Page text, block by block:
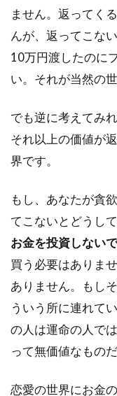
ません。返ってく
んが、返ってこな
10万円渡したのに
い。それが当然の
でも逆に考えてみ
それ以上の価値が
界です。
もし、あなたが貪
てこないとどうし
お金を投資しない
買う必要はありま
ありません。もし
ういう所に連れて
の人は運命の人で
って無価値なもの
恋愛の世界にお金